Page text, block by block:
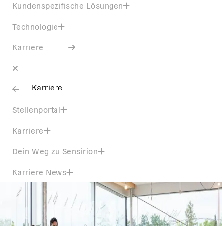
Kundenspezifische Lösungen
Technologie
Karriere
Karriere
Stellenportal
Karriere
Dein Weg zu Sensirion
Karriere News